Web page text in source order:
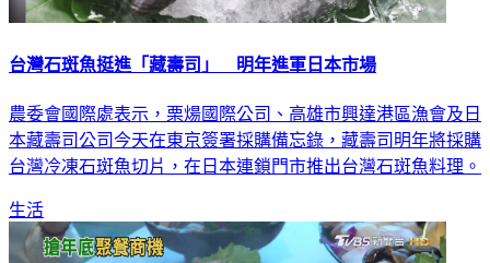
台灣石斑魚挺進「藏壽司」 明年進軍日本市場
農委會國際處表示，栗煬國際公司、高雄市興達港區漁會及日
本藏壽司公司今天在東京簽署採購備忘錄，藏壽司明年將採購
台灣冷凍石斑魚切片，在日本連鎖門市推出台灣石斑魚料理。
生活